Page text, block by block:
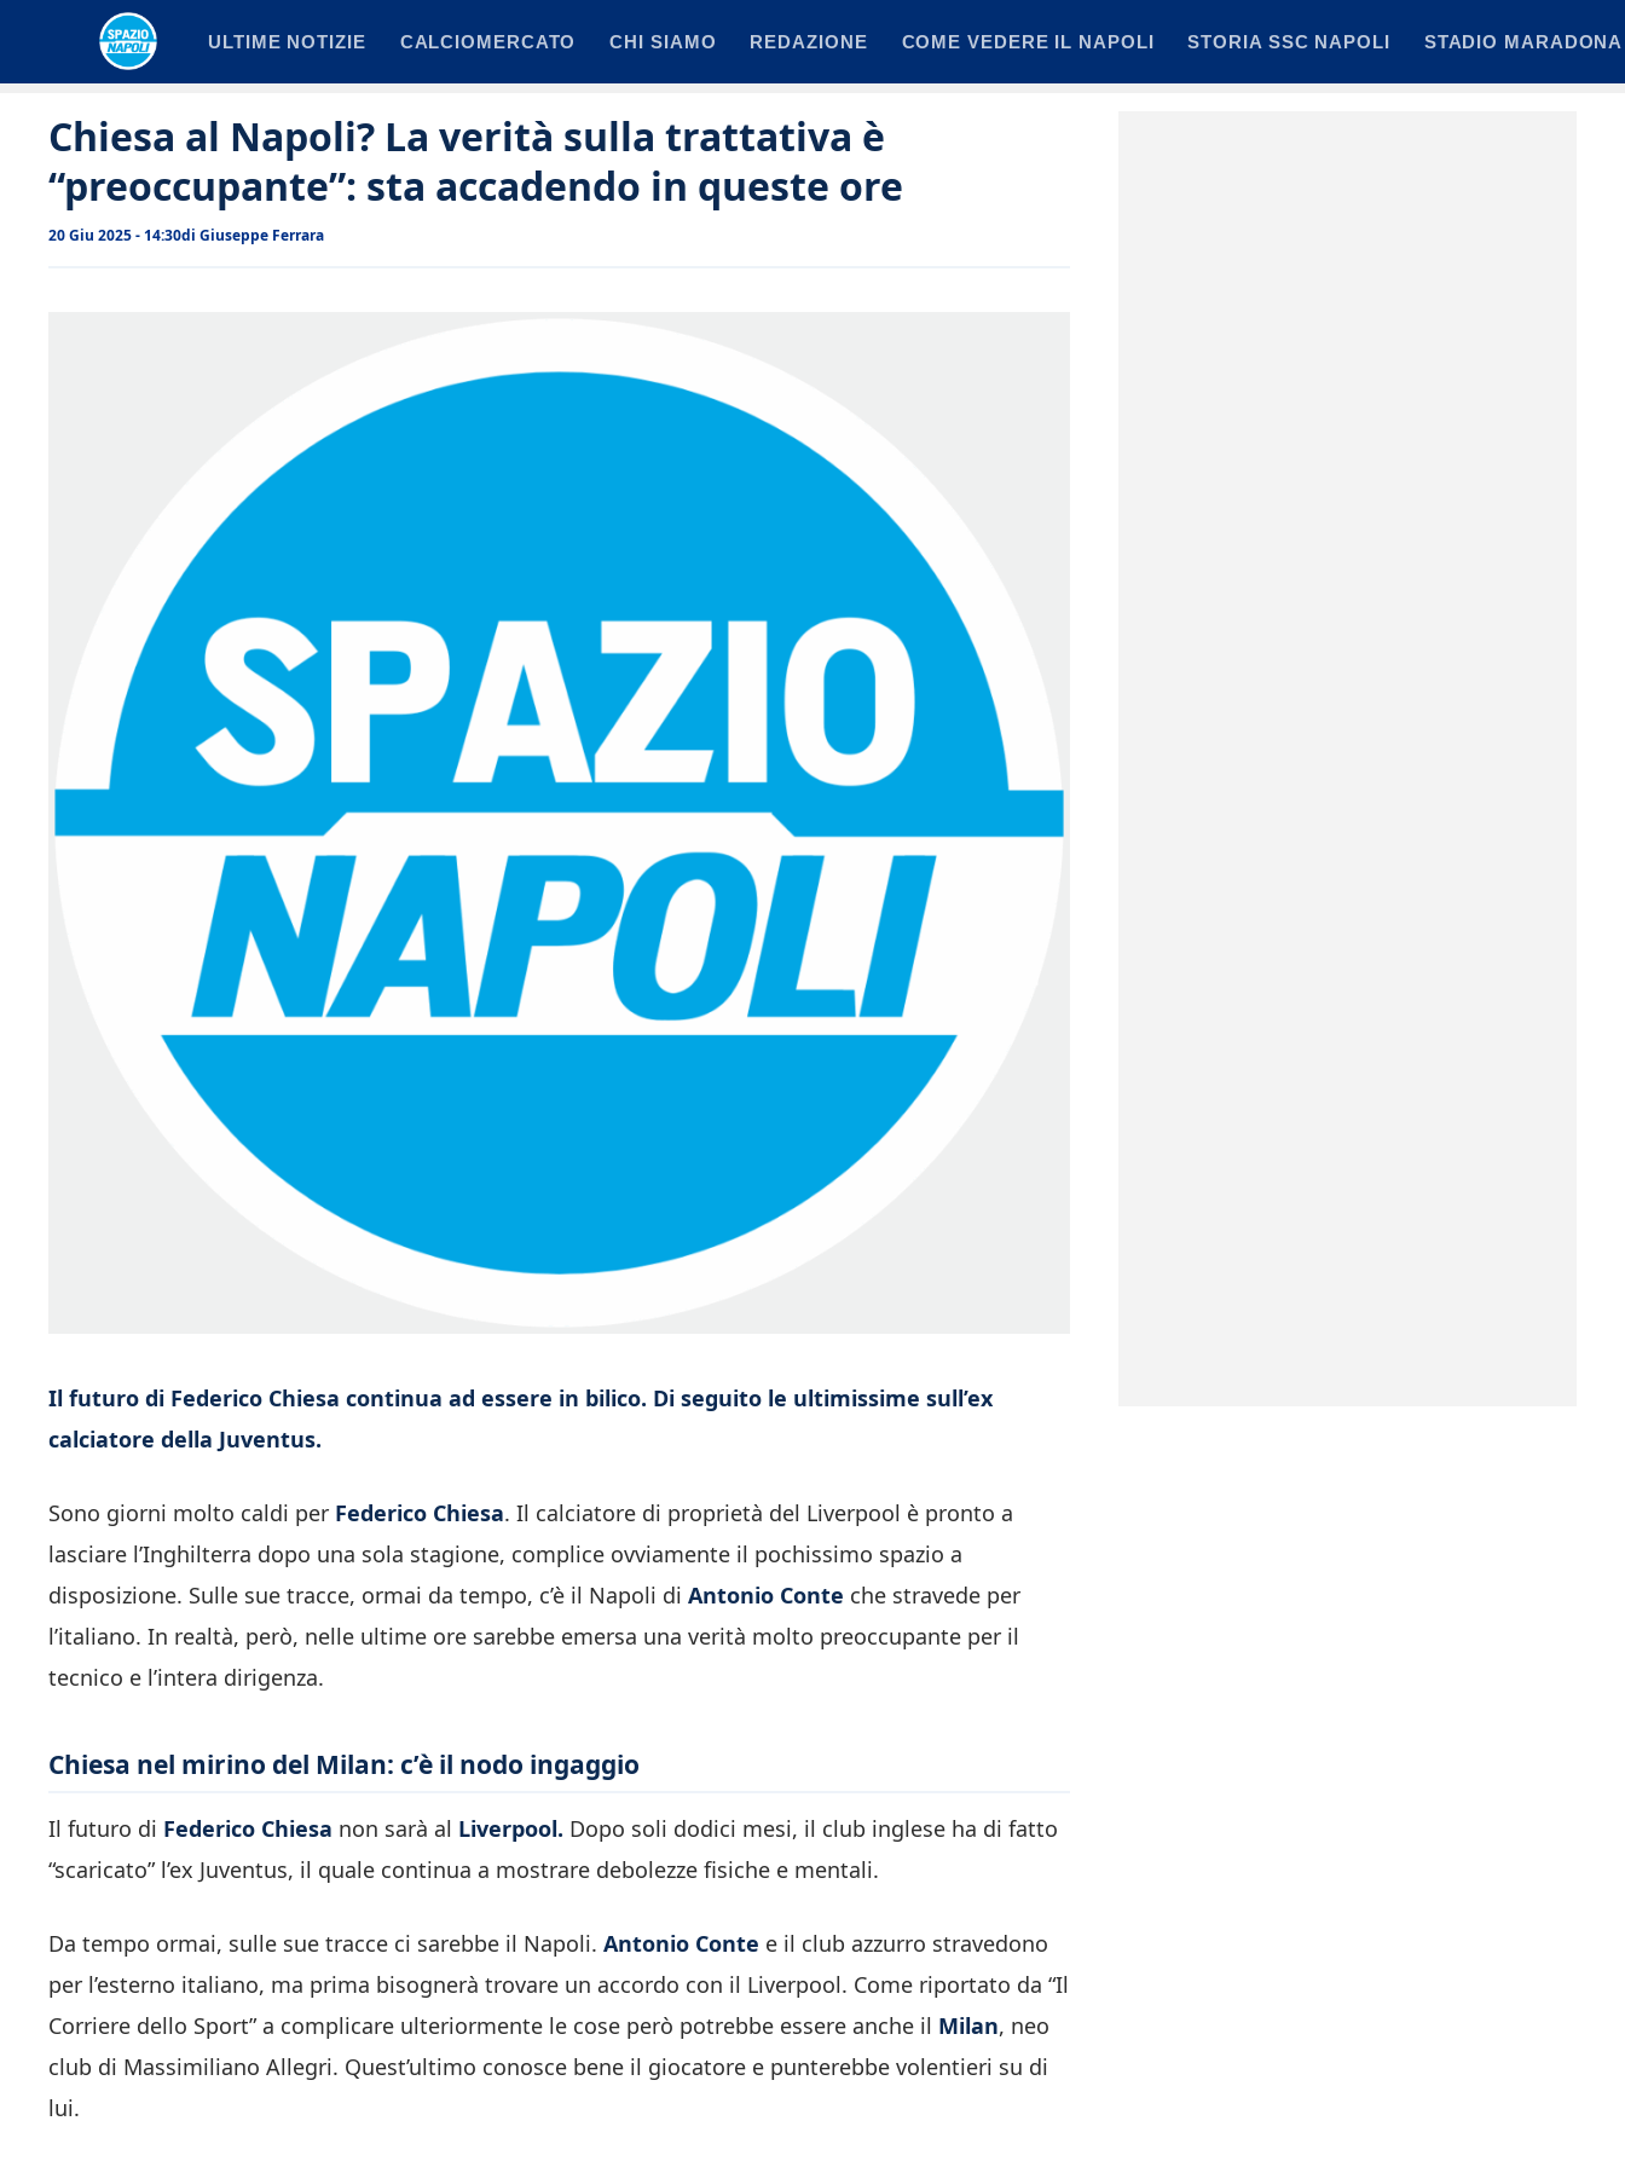
ULTIME NOTIZIE CALCIOMERCATO CHI SIAMO REDAZIONE COME VEDERE IL NAPOLI STORIA SSC NAPOLI STADIO MARADONA
Chiesa al Napoli? La verità sulla trattativa è
“preoccupante”: sta accadendo in queste ore
20 Giu 2025 - 14:30di Giuseppe Ferrara
Il futuro di Federico Chiesa continua ad essere in bilico. Di seguito le ultimissime sull’ex
calciatore della Juventus.
Sono giorni molto caldi per Federico Chiesa. Il calciatore di proprietà del Liverpool è pronto a
lasciare l’Inghilterra dopo una sola stagione, complice ovviamente il pochissimo spazio a
disposizione. Sulle sue tracce, ormai da tempo, c’è il Napoli di Antonio Conte che stravede per
l’italiano. In realtà, però, nelle ultime ore sarebbe emersa una verità molto preoccupante per il
tecnico e l’intera dirigenza.
Chiesa nel mirino del Milan: c’è il nodo ingaggio
Il futuro di Federico Chiesa non sarà al Liverpool. Dopo soli dodici mesi, il club inglese ha di fatto
“scaricato” l’ex Juventus, il quale continua a mostrare debolezze fisiche e mentali.
Da tempo ormai, sulle sue tracce ci sarebbe il Napoli. Antonio Conte e il club azzurro stravedono
per l’esterno italiano, ma prima bisognerà trovare un accordo con il Liverpool. Come riportato da “Il
Corriere dello Sport” a complicare ulteriormente le cose però potrebbe essere anche il Milan, neo
club di Massimiliano Allegri. Quest’ultimo conosce bene il giocatore e punterebbe volentieri su di
lui.